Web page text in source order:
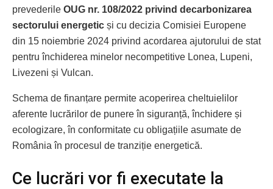
prevederile OUG nr. 108/2022 privind decarbonizarea
sectorului energetic și cu decizia Comisiei Europene
din 15 noiembrie 2024 privind acordarea ajutorului de stat
pentru închiderea minelor necompetitive Lonea, Lupeni,
Livezeni și Vulcan.
Schema de finanțare permite acoperirea cheltuielilor
aferente lucrărilor de punere în siguranță, închidere și
ecologizare, în conformitate cu obligațiile asumate de
România în procesul de tranziție energetică.
Ce lucrări vor fi executate la